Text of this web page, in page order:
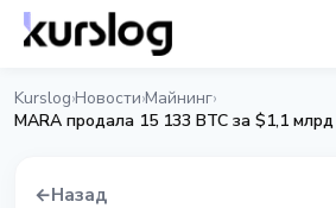
Kurslog›Новости›Майнинг›
←Назад